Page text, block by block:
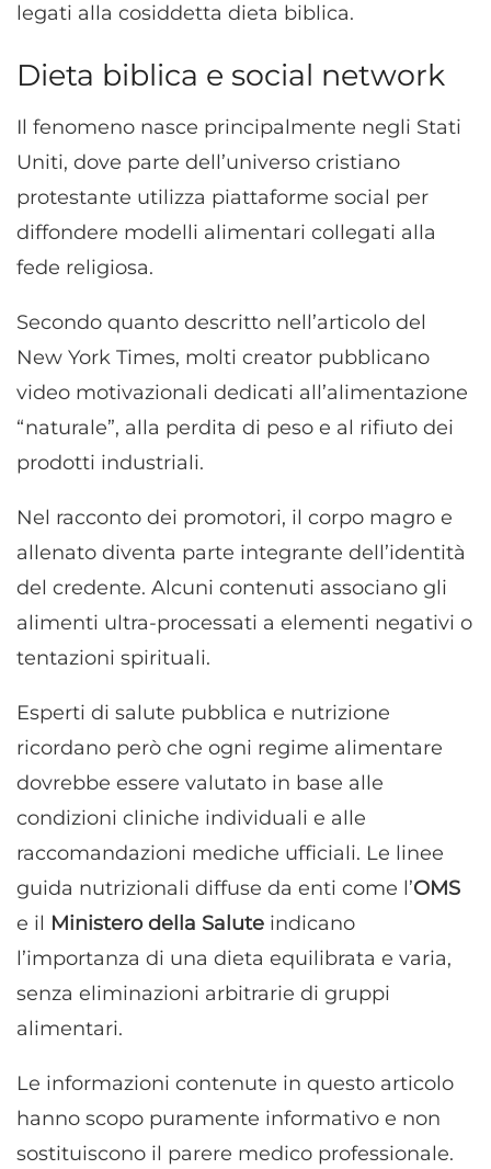
legati alla cosiddetta dieta biblica.
Dieta biblica e social network
Il fenomeno nasce principalmente negli Stati
Uniti, dove parte dell’universo cristiano
protestante utilizza piattaforme social per
diffondere modelli alimentari collegati alla
fede religiosa.
Secondo quanto descritto nell’articolo del
New York Times, molti creator pubblicano
video motivazionali dedicati all’alimentazione
“naturale”, alla perdita di peso e al rifiuto dei
prodotti industriali.
Nel racconto dei promotori, il corpo magro e
allenato diventa parte integrante dell’identità
del credente. Alcuni contenuti associano gli
alimenti ultra-processati a elementi negativi o
tentazioni spirituali.
Esperti di salute pubblica e nutrizione
ricordano però che ogni regime alimentare
dovrebbe essere valutato in base alle
condizioni cliniche individuali e alle
raccomandazioni mediche ufficiali. Le linee
guida nutrizionali diffuse da enti come l’OMS
e il Ministero della Salute indicano
l’importanza di una dieta equilibrata e varia,
senza eliminazioni arbitrarie di gruppi
alimentari.
Le informazioni contenute in questo articolo
hanno scopo puramente informativo e non
sostituiscono il parere medico professionale.